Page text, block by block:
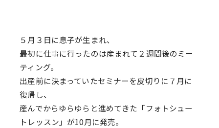
５月３日に息子が生まれ、
最初に仕事に行ったのは産まれて２週間後のミー
ティング。
出産前に決まっていたセミナーを皮切りに７月に
復帰し、
産んでからゆらゆらと進めてきた「フォトシュー
トレッスン」が10月に発売。